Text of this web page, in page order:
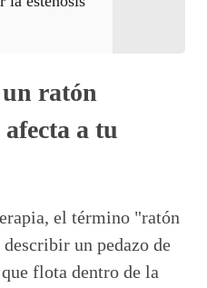
un ratón
a tu
el término "ratón
un pedazo de
flota dentro de la